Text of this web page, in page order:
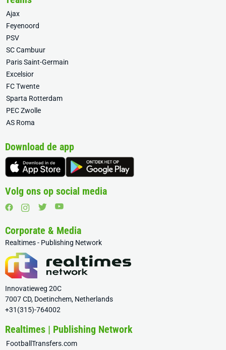
Ajax
Feyenoord
PSV
SC Cambuur
Paris Saint-Germain
Excelsior
FC Twente
Sparta Rotterdam
PEC Zwolle
AS Roma
Download de app
Volg ons op social media
Corporate & Media
Realtimes - Publishing Network
Innovatieweg 20C
7007 CD, Doetinchem, Netherlands
+31(315)-764002
Realtimes | Publishing Network
FootballTransfers.com